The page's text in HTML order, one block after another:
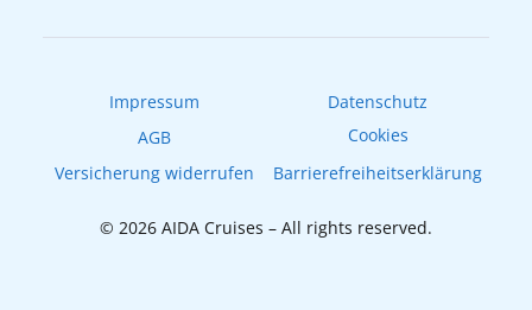
Impressum
Datenschutz
AGB
Cookies
Versicherung widerrufen
Barrierefreiheitserklärung
© 2026 AIDA Cruises – All rights reserved.